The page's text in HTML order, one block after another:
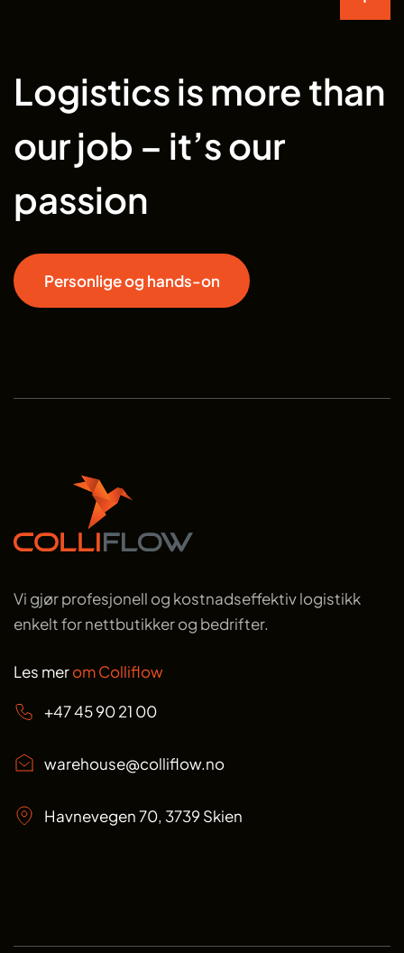
Logistics is more than
our job – it’s our
passion
Personlige og hands-on
Vi gjør profesjonell og kostnadseffektiv logistikk
enkelt for nettbutikker og bedrifter.
Les merom Colliflow
+47 45 90 21 00
warehouse@colliflow.no
Havnevegen 70, 3739 Skien